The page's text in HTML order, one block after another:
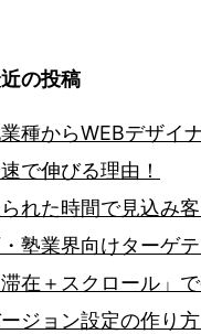
の投稿
種からWEBデザイ
で伸びる理由！
れた時間で見込み
塾業界向けターゲ
滞在＋スクロール」
ジョン設定の作り方